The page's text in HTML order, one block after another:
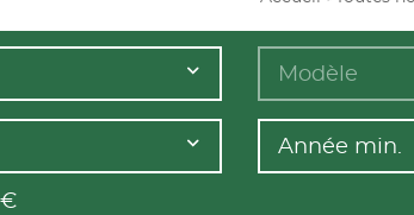
Modèle
Année min.
€